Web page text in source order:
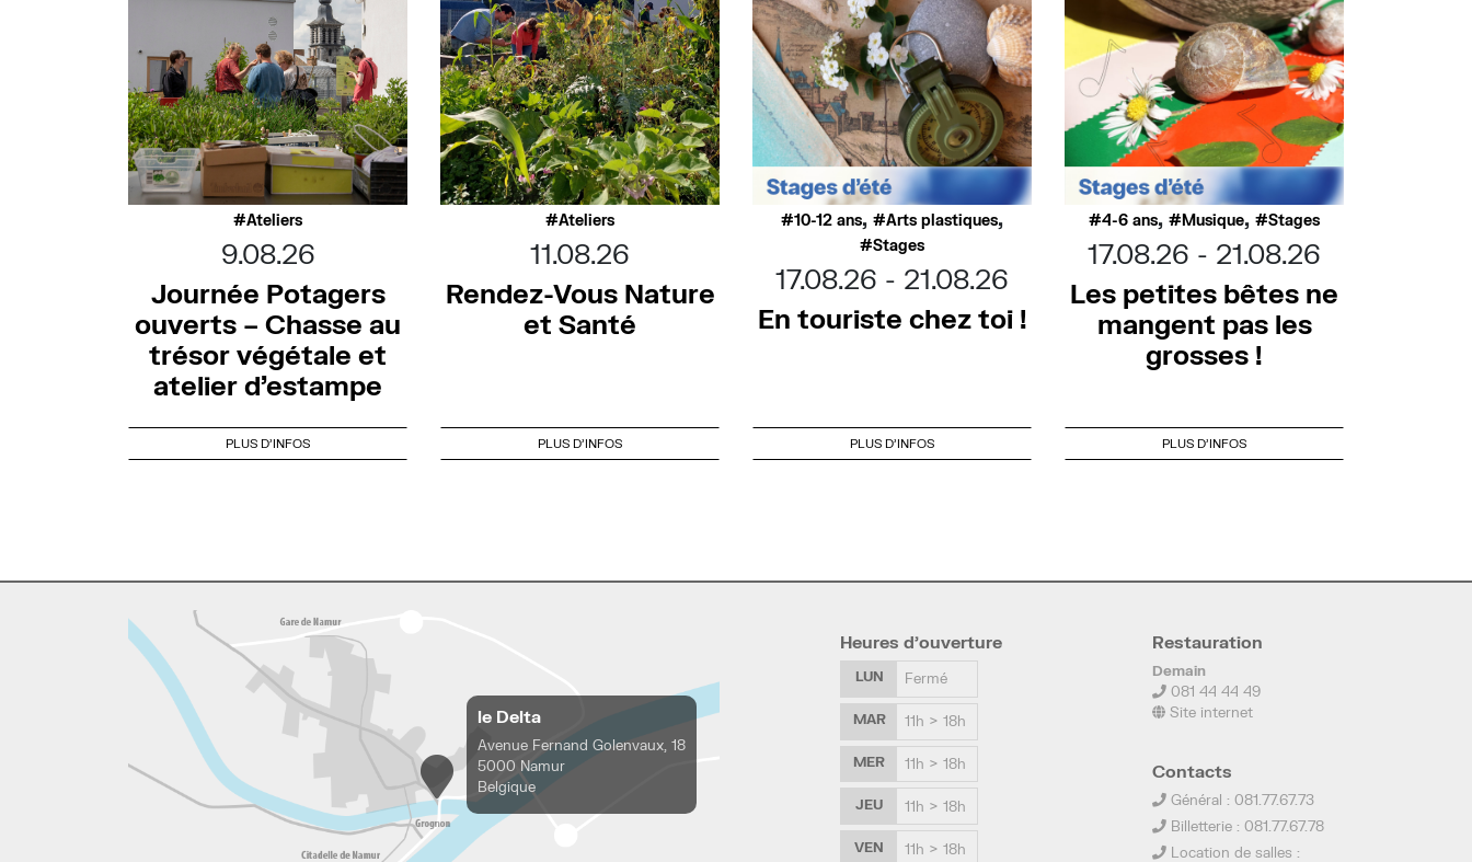
Ateliers
9.08.26
Journée Potagers
ouverts – Chasse au
trésor végétale et
atelier d’estampe
PLUS D'INFOS
Ateliers
11.08.26
Rendez-Vous Nature
et Santé
PLUS D'INFOS
10-12 ans, Arts plastiques,
Stages
17.08.26
21.08.26
En touriste chez toi !
PLUS D'INFOS
4-6 ans, Musique, Stages
17.08.26
21.08.26
Les petites bêtes ne
mangent pas les
grosses !
PLUS D'INFOS
le Delta
Avenue Fernand Golenvaux, 18
5000 Namur
Belgique
Heures d’ouverture
LUN Fermé
MAR 11h > 18h
MER 11h > 18h
JEU 11h > 18h
VEN 11h > 18h
Restauration
Demain
081 44 44 49
Site internet
Contacts
Général : 081.77.67.73
Billetterie : 081.77.67.78
Location de salles :